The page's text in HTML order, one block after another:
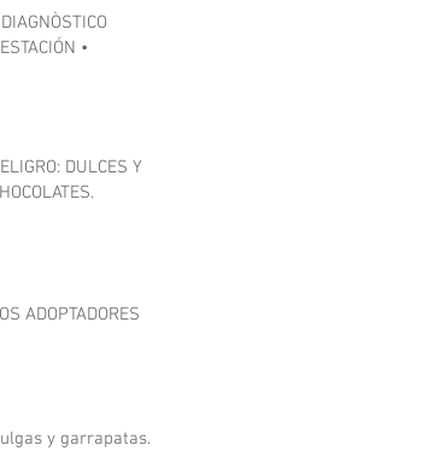
•
DULCES Y
ADOPTADORES
y garrapatas.